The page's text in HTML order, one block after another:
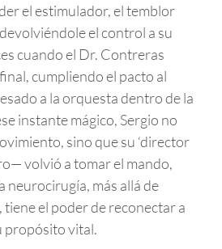
el estimulador, el temblor
el control a su
cuando el Dr. Contreras
cumpliendo el pacto al
a la orquesta dentro de la
instante mágico, Sergio no
sino que su ‘director
volvió a tomar el mando,
neurocirugía, más allá de
el poder de reconectar a
propósito vital.